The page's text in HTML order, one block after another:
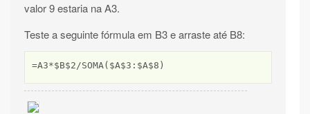
valor 9 estaria na A3.
Teste a seguinte fórmula em B3 e arraste até B8:
=A3*$B$2/SOMA($A$3:$A$8)